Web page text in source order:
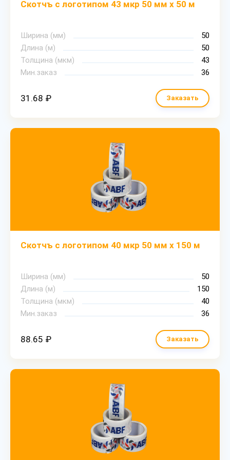
Скотчъ с логотипом 43 мкр 50 мм х 50 м
Ширина (мм)
50
Длина (м)
50
Толщина (мкм)
43
Мин.заказ
36
31.68 ₽ Заказать
Скотчъ с логотипом 40 мкр 50 мм х 150 м
Ширина (мм)
50
Длина (м)
150
Толщина (мкм)
40
Мин.заказ
36
88.65 ₽ Заказать